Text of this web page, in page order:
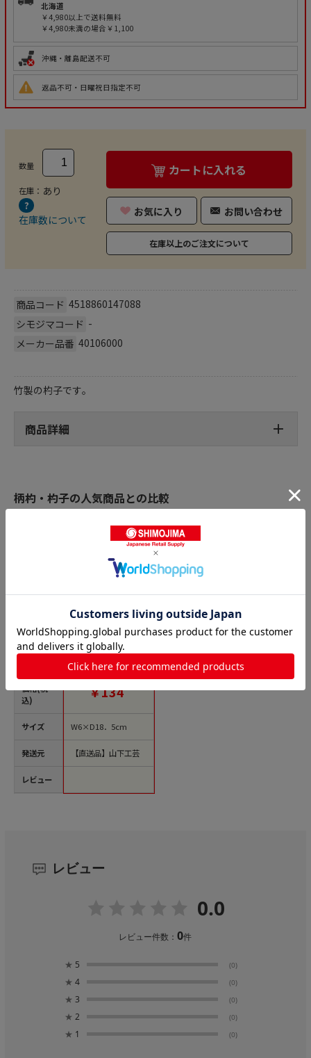
北海道
￥4,980以上で送料無料
￥4,980未満の場合￥1,100
沖縄・離島配送不可
返品不可・日曜祝日指定不可
数量
在庫： あり
在庫数について
カートに入れる
お気に入り お問い合わせ
在庫以上のご注文について
商品コード 4518860147088
シモジマコード -
メーカー品番 40106000
竹製の杓子です｡
商品詳細
柄杓・杓子の人気商品との比較
商品名
価格(税
込)
サイズ
発送元
レビュー
山下工芸 竹杓子 小 並
40106000 1本（ご注
文単位1本）【直送
品】
￥134
W6×D18．5cm
【直送品】山下工芸
レビュー
0.0
レビュー件数：0件
★ 5 (0)
★ 4 (0)
★ 3 (0)
★ 2 (0)
★ 1 (0)